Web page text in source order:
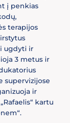
į penkias
terapijos
ugdyti ir
3 metus ir
supervizijose
ir
kartu